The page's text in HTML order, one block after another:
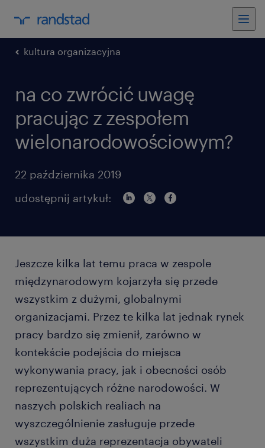
kultura organizacyjna
na co zwrócić uwagę
pracując z zespołem
wielonarodowościowym?
22 października 2019
udostępnij artykuł:
Jeszcze kilka lat temu praca w zespole
międzynarodowym kojarzyła się przede
wszystkim z dużymi, globalnymi
organizacjami. Przez te kilka lat jednak rynek
pracy bardzo się zmienił, zarówno w
kontekście podejścia do miejsca
wykonywania pracy, jak i obecności osób
reprezentujących różne narodowości. W
naszych polskich realiach na
wyszczególnienie zasługuje przede
wszystkim duża reprezentacja obywateli